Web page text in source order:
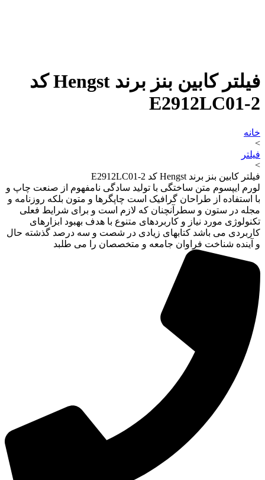
فیلتر کابین بنز برند Hengst کد
E2912LC01-2
خانه
>
فیلتر
>
فیلتر کابین بنز برند Hengst کد E2912LC01-2
لورم ایپسوم متن ساختگی با تولید سادگی نامفهوم از صنعت چاپ و
با استفاده از طراحان گرافیک است چاپگرها و متون بلکه روزنامه و
مجله در ستون و سطرآنچنان که لازم است و برای شرایط فعلی
تکنولوژی مورد نیاز و کاربردهای متنوع با هدف بهبود ابزارهای
کاربردی می باشد کتابهای زیادی در شصت و سه درصد گذشته حال
و آینده شناخت فراوان جامعه و متخصصان را می طلبد